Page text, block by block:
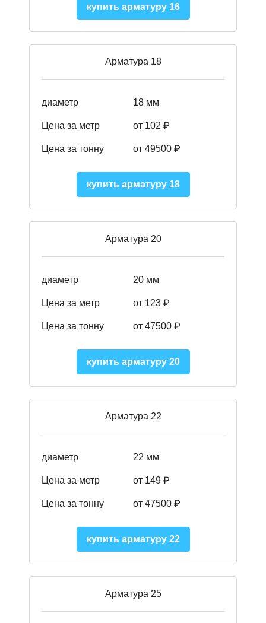
купить арматуру 16
Арматура 18
диаметр 18 мм
Цена за метр от 102 ₽
Цена за тонну от 49500 ₽
купить арматуру 18
Арматура 20
диаметр 20 мм
Цена за метр от 123 ₽
Цена за тонну от 47500 ₽
купить арматуру 20
Арматура 22
диаметр 22 мм
Цена за метр от 149 ₽
Цена за тонну от 47500 ₽
купить арматуру 22
Арматура 25